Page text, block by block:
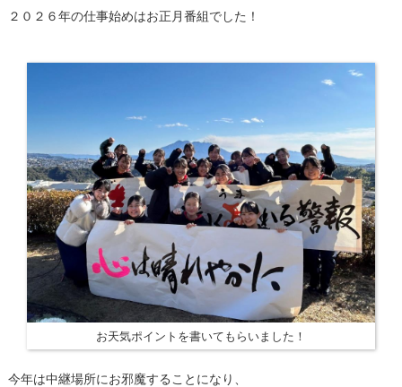
２０２６年の仕事始めはお正月番組でした！
お天気ポイントを書いてもらいました！
今年は中継場所にお邪魔することになり、